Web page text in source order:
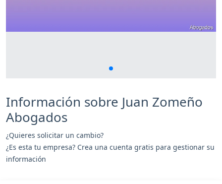
Información sobre Juan Zomeño
Abogados
¿Quieres solicitar un cambio?
¿Es esta tu empresa? Crea una cuenta gratis para gestionar su
información